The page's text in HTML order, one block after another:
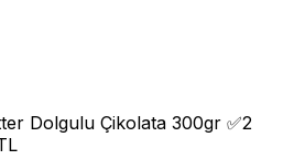
Dolgulu Çikolata 300gr ✅2